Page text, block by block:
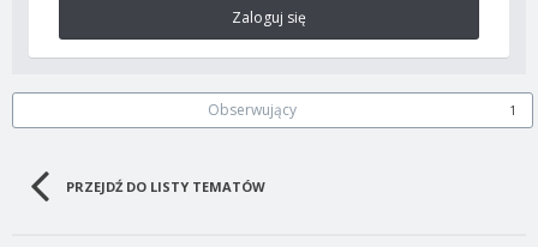
Zaloguj się
Obserwujący 1
PRZEJDŹ DO LISTY TEMATÓW